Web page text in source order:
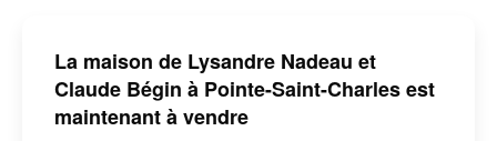
La maison de Lysandre Nadeau et
Claude Bégin à Pointe-Saint-Charles est
maintenant à vendre